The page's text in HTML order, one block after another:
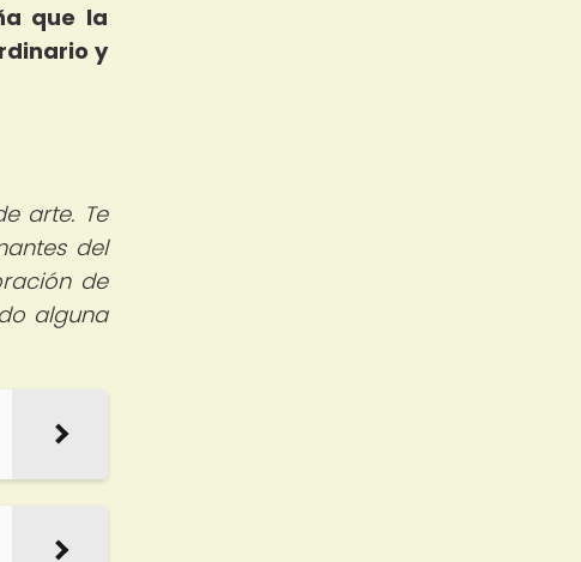
que la
y
arte. Te
del
de
alguna